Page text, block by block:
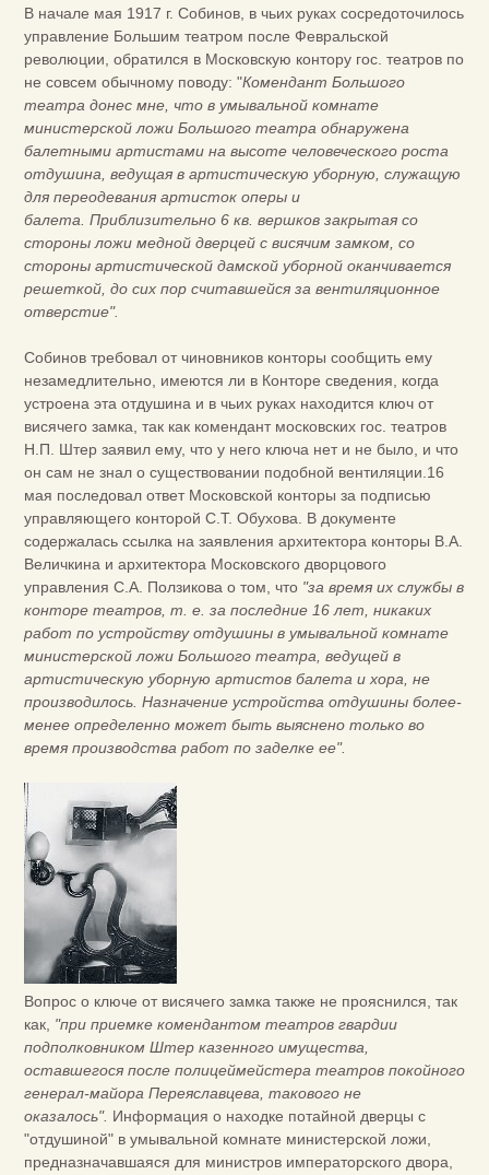
В начале мая 1917 г. Собинов, в чьих руках сосредоточилось
управление Большим театром после Февральской
революции, обратился в Московскую контору гос. театров по
не совсем обычному поводу: "Комендант Большого
театра донес мне, что в умывальной комнате
министерской ложи Большого театра обнаружена
балетными артистами на высоте человеческого роста
отдушина, ведущая в артистическую уборную, служащую
для переодевания артисток оперы и
балета. Приблизительно 6 кв. вершков закрытая со
стороны ложи медной дверцей с висячим замком, со
стороны артистической дамской уборной оканчивается
решеткой, до сих пор считавшейся за вентиляционное
отверстие".
Собинов требовал от чиновников конторы сообщить ему
незамедлительно, имеются ли в Конторе сведения, когда
устроена эта отдушина и в чьих руках находится ключ от
висячего замка, так как комендант московских гос. театров
Н.П. Штер заявил ему, что у него ключа нет и не было, и что
он сам не знал о существовании подобной вентиляции.16
мая последовал ответ Московской конторы за подписью
управляющего конторой С.Т. Обухова. В документе
содержалась ссылка на заявления архитектора конторы В.А.
Величкина и архитектора Московского дворцового
управления С.А. Ползикова о том, что "за время их службы в
конторе театров, т. е. за последние 16 лет, никаких
работ по устройству отдушины в умывальной комнате
министерской ложи Большого театра, ведущей в
артистическую уборную артистов балета и хора, не
производилось. Назначение устройства отдушины более-
менее определенно может быть выяснено только во
время производства работ по заделке ее".
Вопрос о ключе от висячего замка также не прояснился, так
как, "при приемке комендантом театров гвардии
подполковником Штер казенного имущества,
оставшегося после полицеймейстера театров покойного
генерал-майора Переяславцева, такового не
оказалось". Информация о находке потайной дверцы с
"отдушиной" в умывальной комнате министерской ложи,
предназначавшаяся для министров императорского двора,